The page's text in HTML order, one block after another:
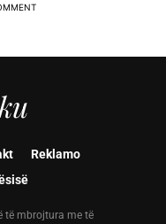
Reklamo
të mbrojtura me të